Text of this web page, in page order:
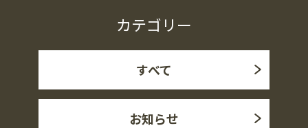
カテゴリー
すべて
お知らせ